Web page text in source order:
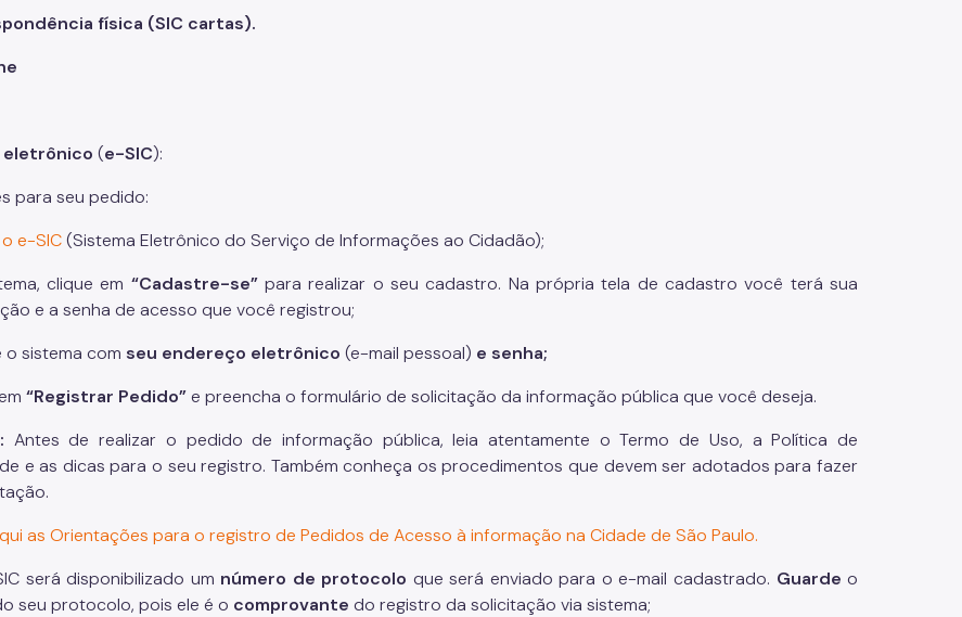
física (SIC cartas).
eletrônico (e-SIC):
para seu pedido:
e-SIC(Sistema Eletrônico do Serviço de Informações ao Cidadão);
clique em “Cadastre-se”para realizar o seu cadastro. Na própria tela de cadastro você terá sua
e a senha de acesso que você registrou;
o sistema com seu endereço eletrônico (e-mail pessoal) e senha;
“Registrar Pedido”e preencha o formulário de solicitação da informação pública que você deseja.
Antes de realizar o pedido de informação pública, leia atentamente o Termo de Uso, a Política de
e as dicas para o seu registro. Também conheça os procedimentos que devem ser adotados para fazer
as Orientações para o registro de Pedidos de Acesso à informação na Cidade de São Paulo.
será disponibilizado um número de protocolo que será enviado para o e-mail cadastrado. Guarde o
seu protocolo, pois ele é o comprovante do registro da solicitação via sistema;